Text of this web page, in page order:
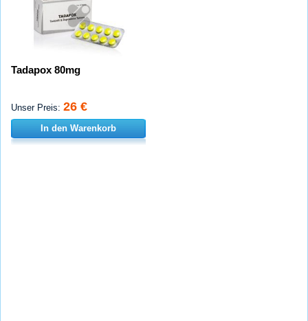
Tadapox 80mg
Unser Preis: 26 €
In den Warenkorb